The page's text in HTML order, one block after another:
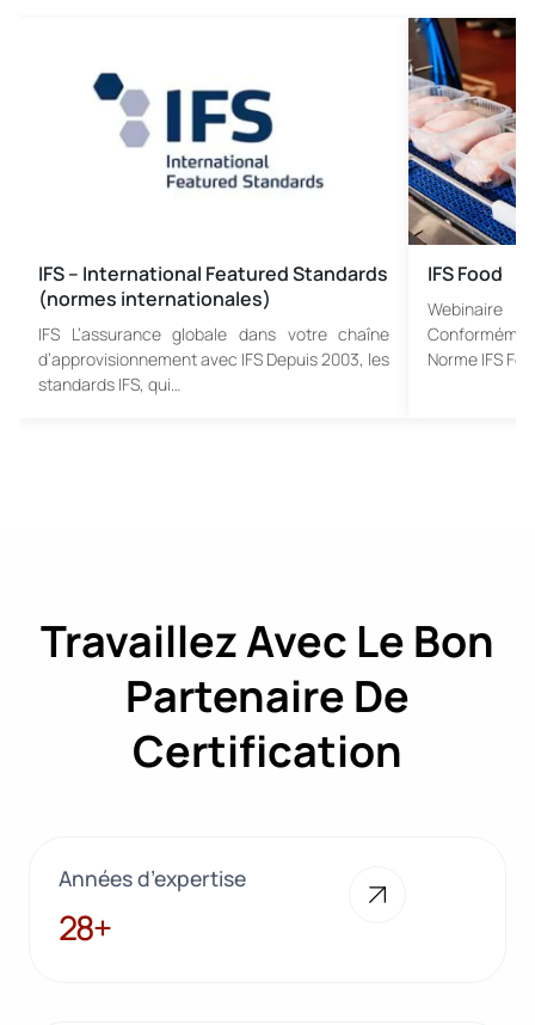
IFS – International Featured Standards
(normes internationales)
IFS L’assurance globale dans votre chaîne
d’approvisionnement avec IFS Depuis 2003, les
standards IFS, qui…
IFS Food
Webinaire
Norme IFS
Travaillez Avec Le Bon
Partenaire De
Certification
Années d’expertise
28+
28+